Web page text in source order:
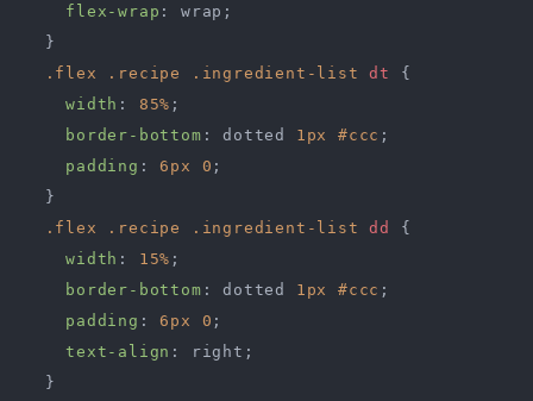
flex-wrap : wrap;
  }
.flex
.recipe .ingredient-list dt
{
width : 85% ;
border-bottom : dotted 1px #ccc ;
padding : 6px 0 ;
  }
.flex
.recipe .ingredient-list dd
{
width : 15% ;
border-bottom : dotted 1px #ccc ;
padding : 6px 0 ;
text-align : right;
  }